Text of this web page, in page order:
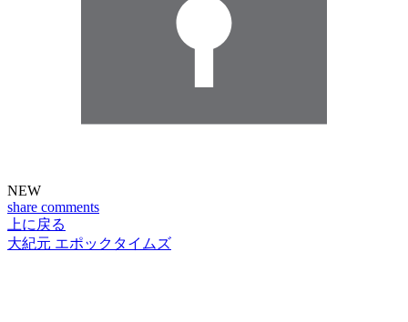
NEW
share comments
上に戻る
大紀元 エポックタイムズ